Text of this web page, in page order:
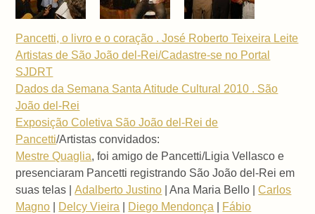
Pancetti, o livro e o coração . José Roberto Teixeira Leite
Artistas de São João del-Rei/Cadastre-se no Portal
SJDRT
Dados da Semana Santa Atitude Cultural 2010 . São
João del-Rei
Exposição Coletiva São João del-Rei de
Pancetti/Artistas convidados:
Mestre Quaglia, foi amigo de Pancetti/Ligia Vellasco e
presenciaram Pancetti registrando São João del-Rei em
suas telas |Adalberto Justino | Ana Maria Bello |Carlos
Magno
Delcy Vieira Diego Mendonça
Fábio